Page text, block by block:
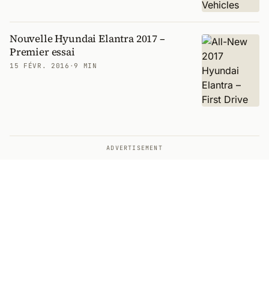
Nouvelle Hyundai Elantra 2017 –
Premier essai
15 FÉVR. 2016 ·9 MIN
ADVERTISEMENT